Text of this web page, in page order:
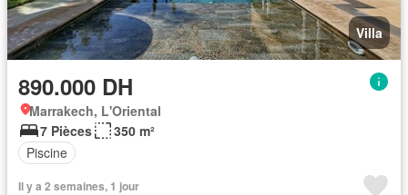
Villa
890.000 DH
Marrakech, L'Oriental
7 Pièces
350 m²
Piscine
Il y a 2 semaines, 1 jour